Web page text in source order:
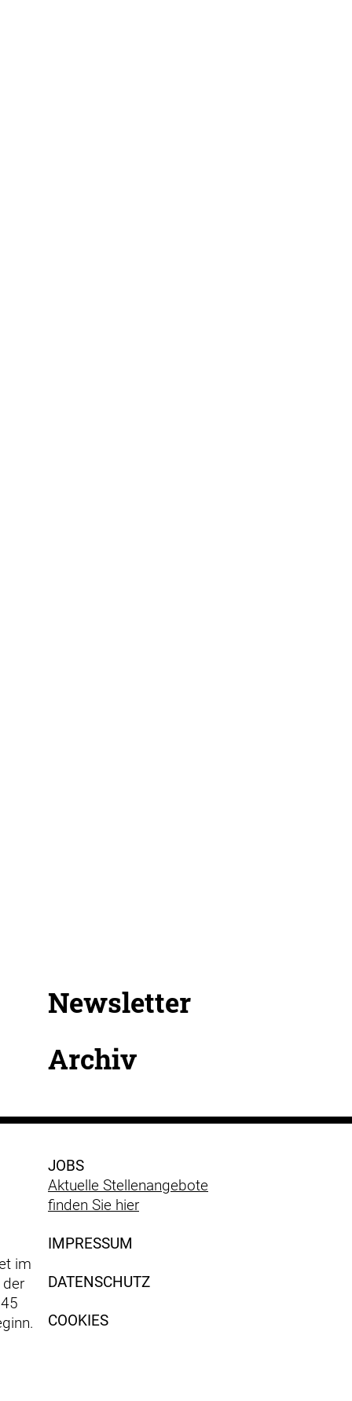
Newsletter
Archiv
im
JOBS
Aktuelle Stellenangebote
finden Sie hier
IMPRESSUM
DATENSCHUTZ
COOKIES